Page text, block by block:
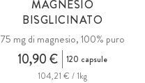
MAGNESIO
BISGLICINATO
75 mg di magnesio, 100% puro
10,90 €
120 capsule
104,21 € / 1kg